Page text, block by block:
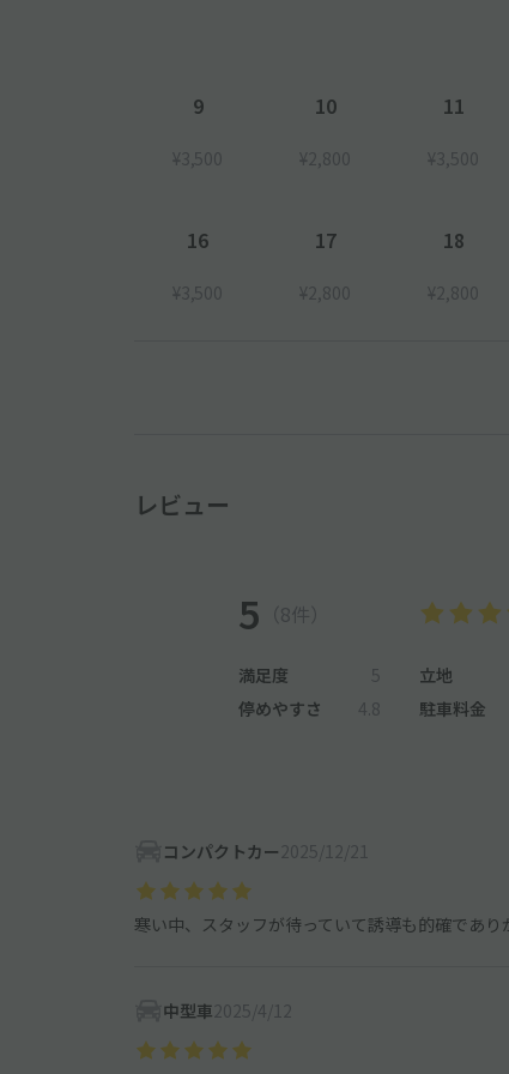
9
¥3,500
10
¥2,800
11
¥3,500
16
¥3,500
17
¥2,800
18
¥2,800
レビュー
5 （8件）
満足度 5 立地
停めやすさ
4.8 駐車料金
コンパクトカー 2025/12/21
寒い中、スタッフが待っていて誘導も的確であり
中型車2025/4/12